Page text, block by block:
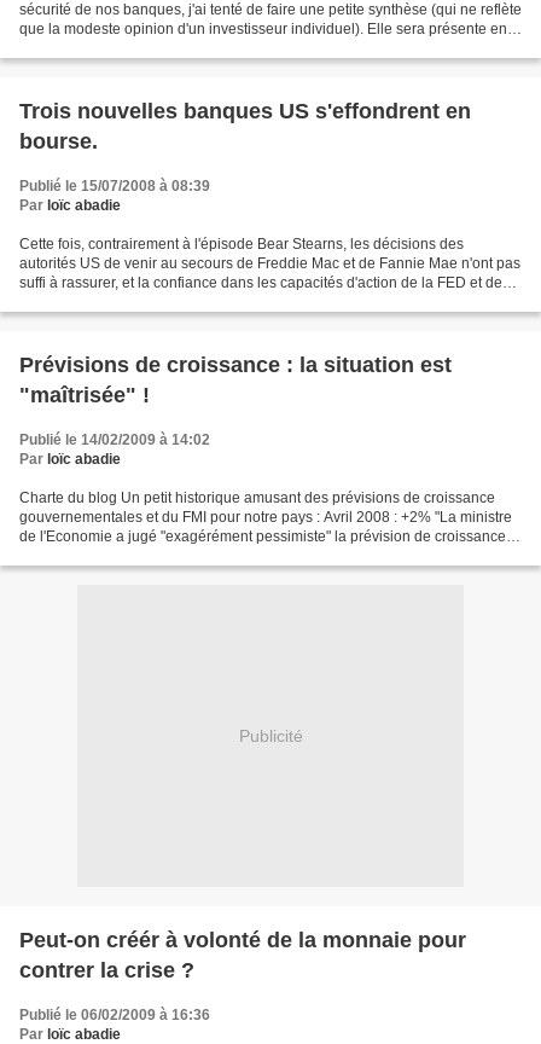
sécurité de nos banques, j'ai tenté de faire une petite synthèse (qui ne reflète
que la modeste opinion d'un investisseur individuel). Elle sera présente en
Trois nouvelles banques US s'effondrent en
bourse.
Publié le 15/07/2008 à 08:39
Par loïc abadie
Cette fois, contrairement à l'épisode Bear Stearns, les décisions des
autorités US de venir au secours de Freddie Mac et de Fannie Mae n'ont pas
suffi à rassurer, et la confiance dans les capacités d'action de la FED et des
Prévisions de croissance : la situation est
"maîtrisée" !
Publié le 14/02/2009 à 14:02
Par loïc abadie
Charte du blog Un petit historique amusant des prévisions de croissance
gouvernementales et du FMI pour notre pays : Avril 2008 : +2% "La ministre
de l'Economie a jugé "exagérément pessimiste" la prévision de croissance
Publicité
Peut-on créér à volonté de la monnaie pour
contrer la crise ?
Publié le 06/02/2009 à 16:36
Par loïc abadie